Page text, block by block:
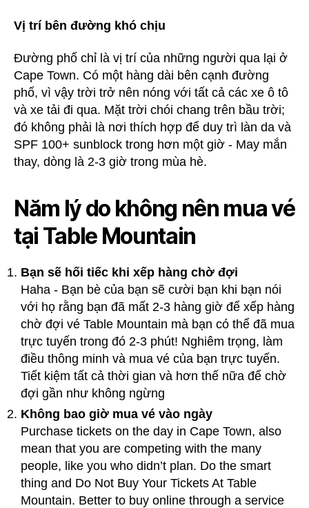
Vị trí bên đường khó chịu
Đường phố chỉ là vị trí của những người qua lại ở
Cape Town. Có một hàng dài bên cạnh đường
phố, vì vậy trời trở nên nóng với tất cả các xe ô tô
và xe tải đi qua. Mặt trời chói chang trên bầu trời;
đó không phải là nơi thích hợp để duy trì làn da và
SPF 100+ sunblock trong hơn một giờ - May mắn
thay, dòng là 2-3 giờ trong mùa hè.
Năm lý do không nên mua vé
tại Table Mountain
Bạn sẽ hối tiếc khi xếp hàng chờ đợi
Haha - Bạn bè của bạn sẽ cười bạn khi bạn nói
với họ rằng bạn đã mất 2-3 hàng giờ để xếp hàng
chờ đợi vé Table Mountain mà bạn có thể đã mua
trực tuyến trong đó 2-3 phút! Nghiêm trọng, làm
điều thông minh và mua vé của bạn trực tuyến.
Tiết kiệm tất cả thời gian và hơn thế nữa để chờ
đợi gần như không ngừng
Không bao giờ mua vé vào ngày
Purchase tickets on the day in Cape Town, also
mean that you are competing with the many
people, like you who didn’t plan. Do the smart
thing and Do Not Buy Your Tickets At Table
Mountain. Better to buy online through a service